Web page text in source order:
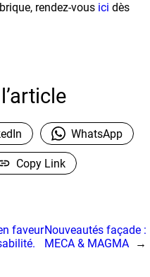
rendez-vous ici dès
WhatsApp
Copy Link
faveurNouveautés façade :
MECA & MAGMA
→